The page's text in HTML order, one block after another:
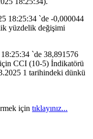
18:25:34 `de -0,000044
yüzdelik değişimi
`de 38,891576
CCI (10-5) İndikatörü
1 tarihindeki dünkü
için tıklayınız...